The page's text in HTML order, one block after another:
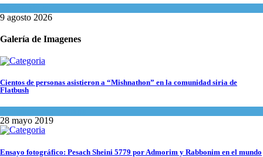
9 agosto 2026
Galería de Imagenes
Cientos de personas asistieron a “Mishnathon” en la comunidad siria de
Flatbush
28 mayo 2019
Ensayo fotográfico: Pesach Sheini 5779 por Admorim y Rabbonim en el mundo